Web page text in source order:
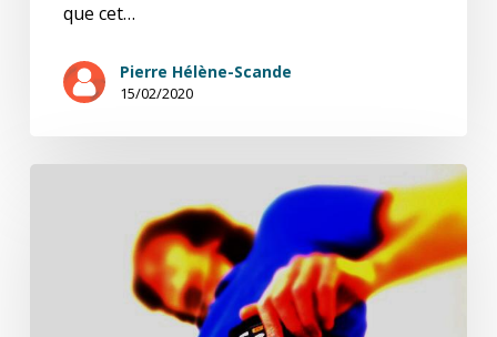
que cet…
Pierre Hélène-Scande
15/02/2020